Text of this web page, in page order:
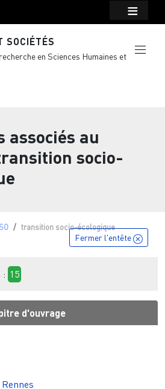
SOCIÉTÉS
en Sciences Humaines et
associés au
socio-
transition socio-écologique
Fermer l'entête
: 15
d'ouvrage
Rennes